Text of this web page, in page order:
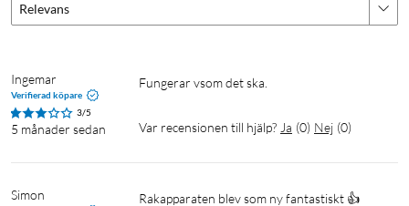
HQ8880
HQ8893
HQ8894
HQ7180
HQ7160
HQ7390
Relevans
Ingemar
Verifierad köpare
3/5
5 månader sedan
Fungerar vsom det ska.
Var recensionen till hjälp? Ja (0) Nej (0)
Simon Rakapparaten blev som ny fantastiskt 👍